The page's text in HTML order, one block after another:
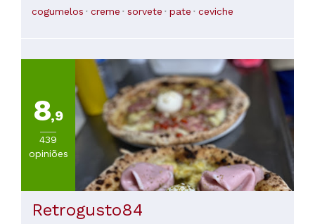
incomparável. Queremos muito voltar e jamais
esqueceremos este lugar. Tivemos muita sorte de conseguir
cogumelos creme sorvete pate ceviche
8,9
439
opiniões
Retrogusto84